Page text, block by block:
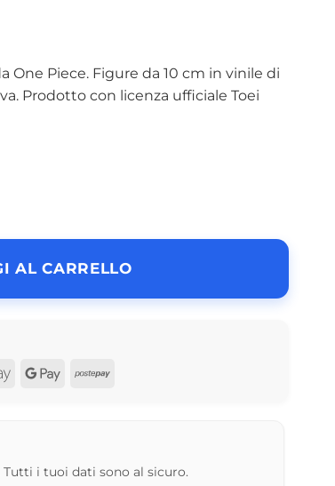
One Piece. Figure da 10 cm in vinile di
Prodotto con licenza ufficiale Toei
Vinyl Figure (N° 1771) quantità
AL CARRELLO
Apple GooglePostepay
i tuoi dati sono al sicuro.